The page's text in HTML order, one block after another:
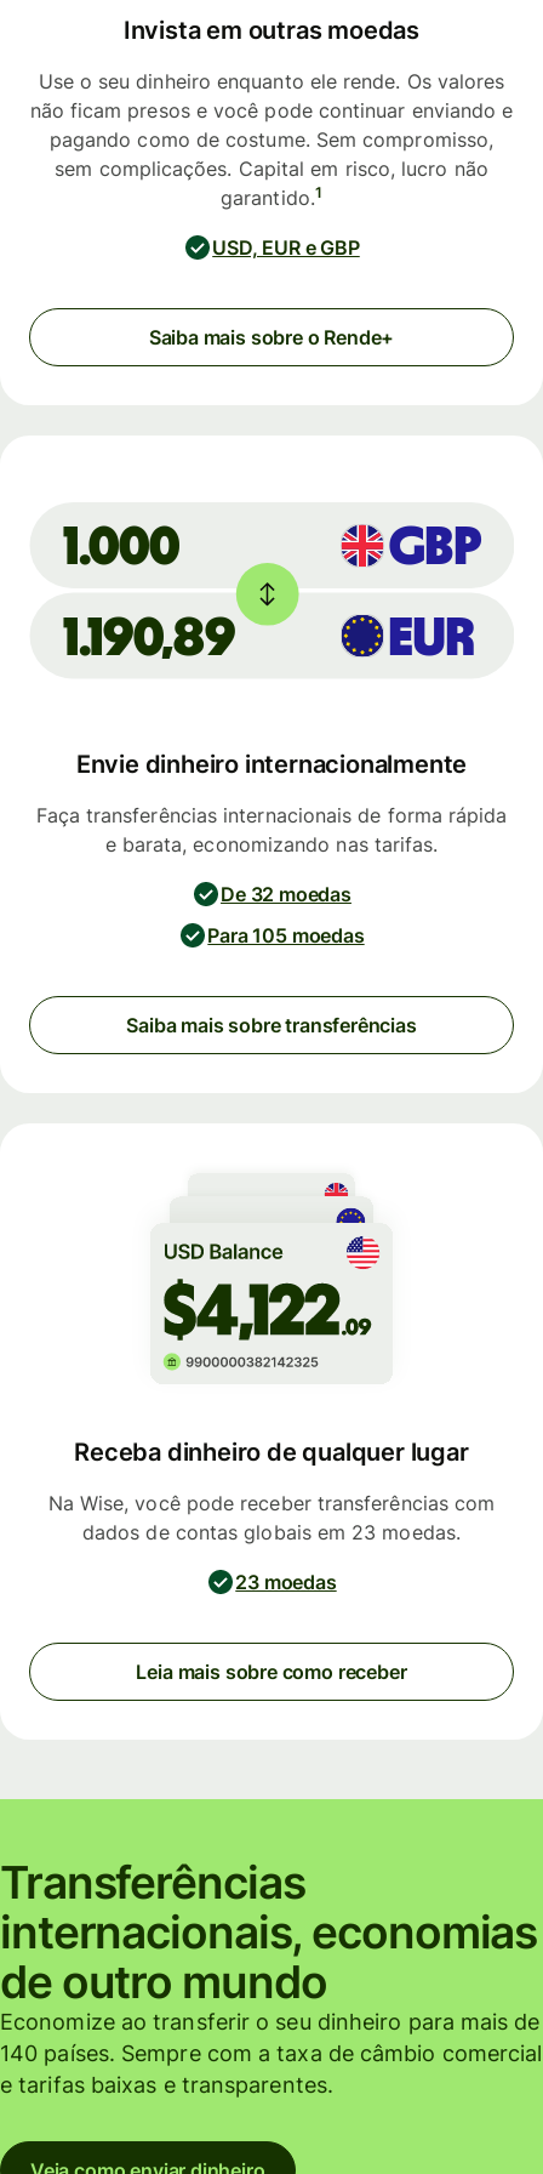
Invista em outras moedas
Use o seu dinheiro enquanto ele rende. Os valores
não ficam presos e você pode continuar enviando e
pagando como de costume. Sem compromisso,
sem complicações. Capital em risco, lucro não
garantido.1
USD, EUR e GBP
Saiba mais sobre o Rende+
GBP
1.000
1.190,89 EUR
Envie dinheiro internacionalmente
Faça transferências internacionais de forma rápida
e barata, economizando nas tarifas.
De 32 moedas
Para 105 moedas
Saiba mais sobre transferências
Receba dinheiro de qualquer lugar
Na Wise, você pode receber transferências com
dados de contas globais em 23 moedas.
23 moedas
Leia mais sobre como receber
Transferências
internacionais, economias
de outro mundo
Economize ao transferir o seu dinheiro para mais de
140 países. Sempre com a taxa de câmbio comercial
e tarifas baixas e transparentes.